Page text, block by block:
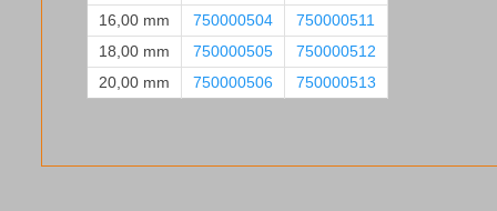
16,00 mm
750000504
750000511
18,00 mm
750000505
750000512
20,00 mm
750000506 750000513